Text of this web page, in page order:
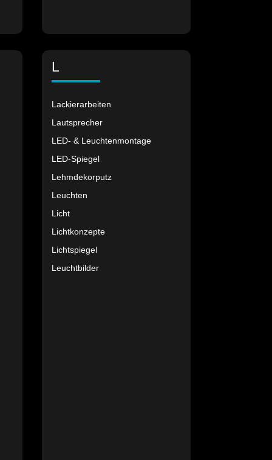
L
Lackierarbeiten
Lautsprecher
LED- & Leuchtenmontage
LED-Spiegel
Lehmdekorputz
Leuchten
Licht
Lichtkonzepte
Lichtspiegel
Leuchtbilder